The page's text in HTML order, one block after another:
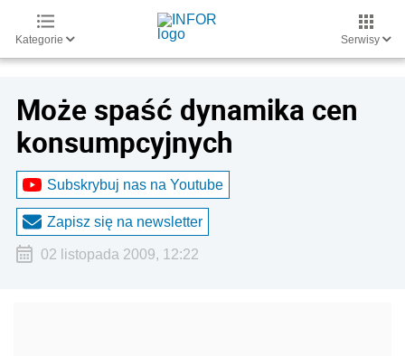
Kategorie Serwisy
Może spaść dynamika cen
konsumpcyjnych
Subskrybuj nas na Youtube
Zapisz się na newsletter
02 listopada 2009, 12:22